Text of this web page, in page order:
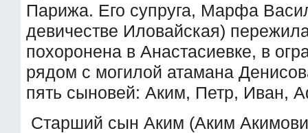
Парижа. Его супруга, Марфа
девичестве Иловайская)
похоронена в Анастасиевке, в
рядом с могилой атамана
пять сыновей: Аким, Петр, Иван,
Старший сын Аким (Аким